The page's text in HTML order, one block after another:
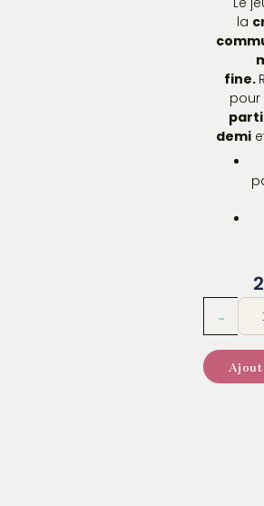
la
fine.
pour
demi
-
Little
Action